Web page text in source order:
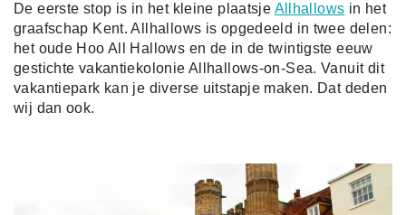
De eerste stop is in het kleine plaatsje Allhallows in het
graafschap Kent. Allhallows is opgedeeld in twee delen:
het oude Hoo All Hallows en de in de twintigste eeuw
gestichte vakantiekolonie Allhallows-on-Sea. Vanuit dit
vakantiepark kan je diverse uitstapje maken. Dat deden
wij dan ook.